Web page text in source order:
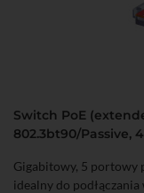
Switch PoE
802.3bt90/Passive,
Gigabitowy, 5 portowy
idealny do